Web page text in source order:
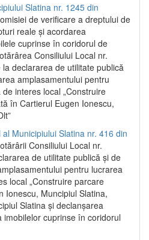
Slatina nr. 1245 din
de verificare a dreptului de
reale și acordarea
cuprinse în coridorul de
Consiliului Local nr.
declararea de utilitate publică
amplasamentului pentru
interes local „Construire
în Cartierul Eugen Ionescu,
Municipiului Slatina nr. 416 din
Consiliului Local nr.
de utilitate publică și de
pentru lucrarea
local „Construire parcare
Ionescu, Muncipiul Slatina,
Slatina și declanșarea
cuprinse în coridorul